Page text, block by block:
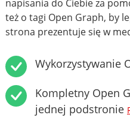
napisania do Ciebie za
też o tagi Open Graph, by
strona prezentuje się w
Wykorzystywanie
Kompletny Open
jednej podstronie